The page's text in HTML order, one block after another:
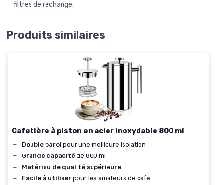
filtres de rechange.
Produits similaires
Cafetière à piston en acier inoxydable 800 ml
＋ Double paroi pour une meilleure isolation
＋
Grande capacité de 800 ml
＋
Matériau de qualité supérieure
＋
Facile à utiliser pour les amateurs de café